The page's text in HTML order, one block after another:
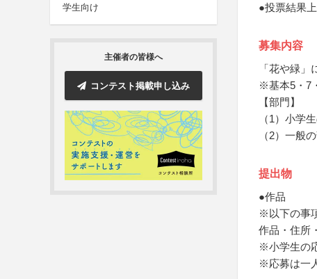
学生向け
主催者の皆様へ
コンテスト掲載申し込み
●投票結果
募集内容
「花や緑
※基本5・7
【部門】
（1）小学
（2）一般
提出物
●作品
※以下の事
作品・住所
※小学生の
※応募は一